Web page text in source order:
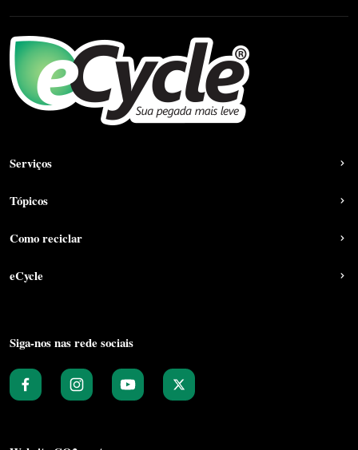
Serviços
Tópicos
Como reciclar
eCycle
Siga-nos nas rede sociais